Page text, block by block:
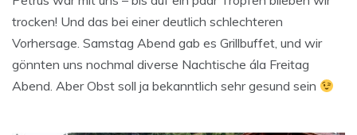
trocken! Und das bei einer deutlich schlechteren
Vorhersage. Samstag Abend gab es Grillbuffet, und wir
gönnten uns nochmal diverse Nachtische ála Freitag
Abend. Aber Obst soll ja bekanntlich sehr gesund sein